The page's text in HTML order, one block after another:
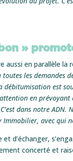
»
aussi en parallèle la
les
est
en
dans notre ADN.
avec qui
d’échanger,
concerté et